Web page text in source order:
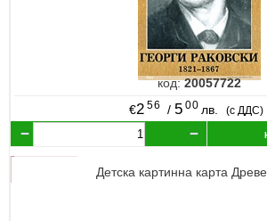
код:20057722
€2 56 / 5 00 лв. (с ДДС)
Детска картинна карта